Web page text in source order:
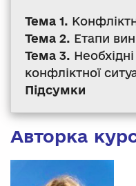
Тема 1.
Тема 2. Етапи
Тема 3.
конфліктної
Підсумки
Авторка